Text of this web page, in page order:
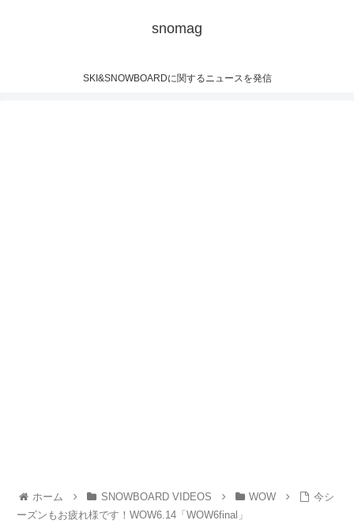
snomag
SKI&SNOWBOARDに関するニュースを発信
ホーム SNOWBOARD VIDEOS WOW
今シ
ーズンもお疲れ様です！WOW6.14「WOW6final」